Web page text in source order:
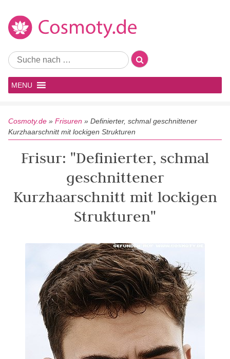
MENU
Cosmoty.de » Frisuren » Definierter, schmal geschnittener
Kurzhaarschnitt mit lockigen Strukturen
Frisur: "Definierter, schmal
geschnittener
Kurzhaarschnitt mit lockigen
Strukturen"